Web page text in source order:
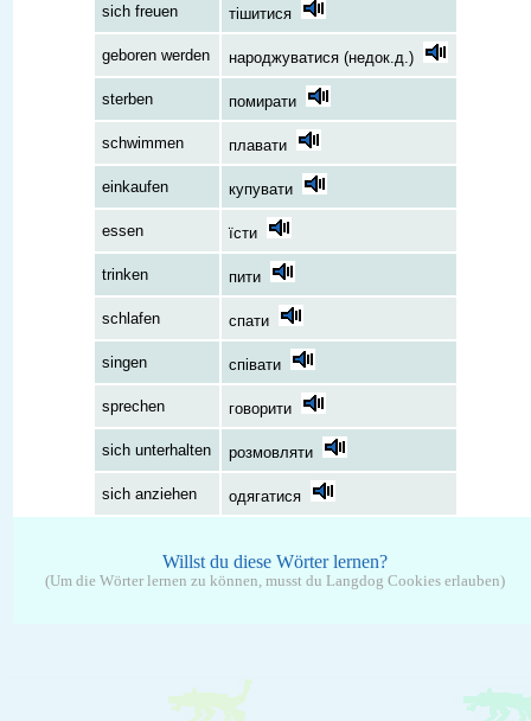
sich freuen тішитися
geboren werden народжуватися (недок.д.)
sterben помирати
schwimmen плавати
einkaufen купувати
essen їсти
trinken пити
schlafen спати
singen співати
sprechen говорити
sich unterhalten розмовляти
sich anziehen одягатися
Willst du diese Wörter lernen?
(Um die Wörter lernen zu können, musst du Langdog Cookies erlauben)